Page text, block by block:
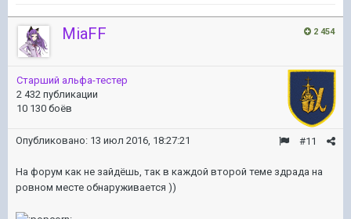
2 454
MiaFF
Старший альфа-тестер
2 432 публикации
10 130 боёв
#11
Опубликовано: 13 июл 2016, 18:27:21
На форум как не зайдёшь, так в каждой второй теме здрада на
ровном месте обнаруживается ))